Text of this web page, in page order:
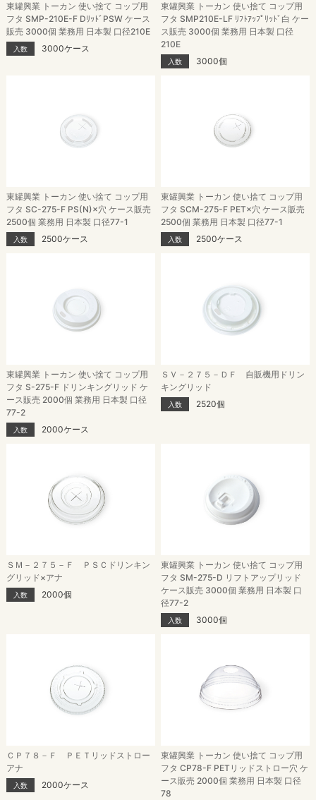
東罐興業 トーカン 使い捨て コップ用
フタ SMP-210E-F DﾘｯﾄﾞPSW ケース
販売 3000個 業務用 日本製 口径210E
入数 3000ケース
東罐興業 トーカン 使い捨て コップ用
フタ SMP210E-LF ﾘﾌﾄｱｯﾌﾟﾘｯﾄﾞ白 ケー
ス販売 3000個 業務用 日本製 口径
210E
入数 3000個
東罐興業 トーカン 使い捨て コップ用
フタ SC-275-F PS(N)×穴 ケース販売
2500個 業務用 日本製 口径77-1
入数 2500ケース
東罐興業 トーカン 使い捨て コップ用
フタ SCM-275-F PET×穴 ケース販売
2500個 業務用 日本製 口径77-1
入数 2500ケース
東罐興業 トーカン 使い捨て コップ用
フタ S-275-F ドリンキングリッド ケ
ース販売 2000個 業務用 日本製 口径
77-2
入数 2000ケース
ＳＶ－２７５－ＤＦ 自販機用ドリン
キングリッド
入数 2520個
ＳＭ－２７５－Ｆ ＰＳＣドリンキン
グリッド×アナ
入数 2000個
東罐興業 トーカン 使い捨て コップ用
フタ SM-275-D リフトアップリッド
ケース販売 3000個 業務用 日本製 口
径77-2
入数 3000個
ＣＰ７８－Ｆ ＰＥＴリッドストロー
アナ
入数 2000ケース
東罐興業 トーカン 使い捨て コップ用
フタ CP78-F PETリッドストロー穴 ケ
ース販売 2000個 業務用 日本製 口径
78